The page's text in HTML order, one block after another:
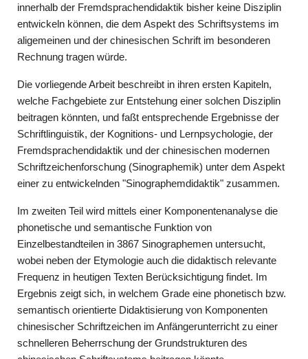
innerhalb der Fremdsprachendidaktik bisher keine Disziplin
entwickeln können, die dem Aspekt des Schriftsystems im
aligemeinen und der chinesischen Schrift im besonderen
Rechnung tragen würde.
Die vorliegende Arbeit beschreibt in ihren ersten Kapiteln,
welche Fachgebiete zur Entstehung einer solchen Disziplin
beitragen könnten, und faßt entsprechende Ergebnisse der
Schriftlinguistik, der Kognitions- und Lernpsychologie, der
Fremdsprachendidaktik und der chinesischen modernen
Schriftzeichenforschung (Sinographemik) unter dem Aspekt
einer zu entwickelnden "Sinographemdidaktik" zusammen.
Im zweiten Teil wird mittels einer Komponentenanalyse die
phonetische und semantische Funktion von
Einzelbestandteilen in 3867 Sinographemen untersucht,
wobei neben der Etymologie auch die didaktisch relevante
Frequenz in heutigen Texten Berücksichtigung findet. Im
Ergebnis zeigt sich, in welchem Grade eine phonetisch bzw.
semantisch orientierte Didaktisierung von Komponenten
chinesischer Schriftzeichen im Anfängerunterricht zu einer
schnelleren Beherrschung der Grundstrukturen des